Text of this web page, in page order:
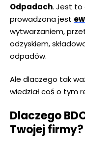
Odpadach. Jest to
prowadzona jest
wytwarzaniem,
odzyskiem,
odpadów.
Ale dlaczego tak
wiedział coś o tym
Dlaczego
Twojej firmy?